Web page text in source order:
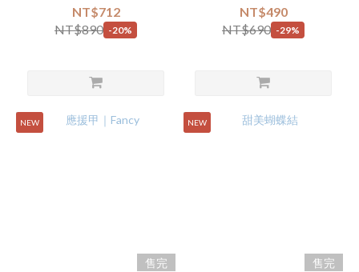
NT$712
NT$890 -20%
NT$490
NT$690 -29%
NEW
售完
NEW
售完